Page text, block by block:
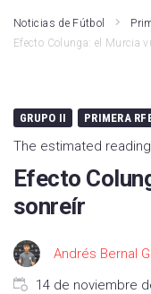
Noticias de Fútbol
Efecto Colunga: el Murcia
GRUPO II PRIMERA
The estimated
Efecto
sonreír
Andrés Bernal
14 de noviembre